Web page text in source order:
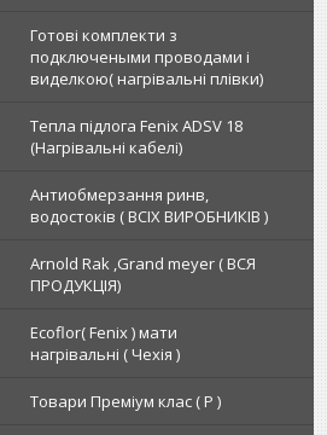
Готові комплекти з
подключеными проводами і
виделкою( нагрівальні плівки)
Тепла підлога Fenix ADSV 18
(Нагрівальні кабелі)
Антиобмерзання ринв,
водостоків ( ВСІХ ВИРОБНИКІВ )
Arnold Rak ,Grand meyer ( ВСЯ
ПРОДУКЦІЯ)
Ecoflor( Fenix ) мати
нагрівальні ( Чехія )
Товари Преміум клас ( Р )